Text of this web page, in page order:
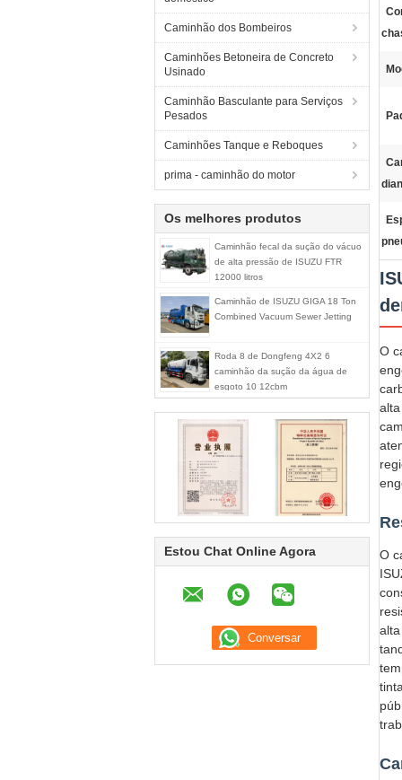
Caminhão dos Bombeiros
Caminhões Betoneira de Concreto
Usinado
Caminhão Basculante para Serviços
Pesados
Caminhões Tanque e Reboques
prima - caminhão do motor
Os melhores produtos
Caminhão fecal da sução do vácuo
de alta pressão de ISUZU FTR
12000 litros
Caminhão de ISUZU GIGA 18 Ton
Combined Vacuum Sewer Jetting
Roda 8 de Dongfeng 4X2 6
caminhão da sução da água de
esgoto 10 12cbm
Estou Chat Online Agora
O
O